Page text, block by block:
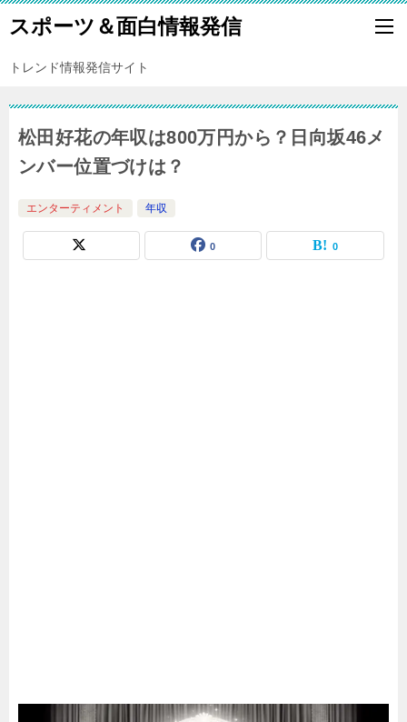
スポーツ＆面白情報発信
トレンド情報発信サイト
松田好花の年収は800万円から？日向坂46メ
ンバー位置づけは？
エンターティメント 年収
0 0